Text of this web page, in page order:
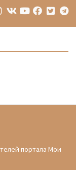
портала Мои